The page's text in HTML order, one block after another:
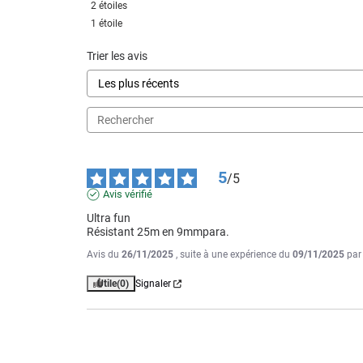
2 étoiles
1 étoile
Trier les avis
5/5
Avis vérifié
Ultra fun
Résistant 25m en 9mmpara.
Avis du 26/11/2025 , suite à une expérience du 09/11/2025 par
Utile(0) Signaler